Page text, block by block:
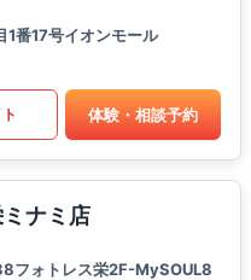
1番17号イオンモール
体験・相談予約
ナミ店
フォトレス栄2F-MySOUL8